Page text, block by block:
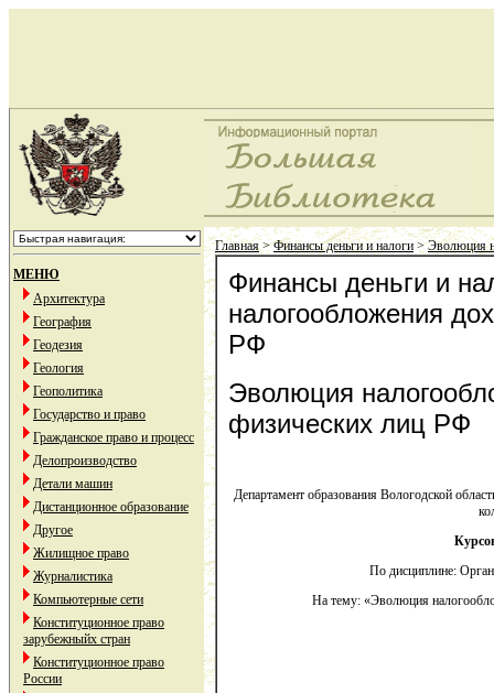
МЕНЮ
Архитектура
География
Геодезия
Геология
Геополитика
Государство и право
Гражданское право и процесс
Делопроизводство
Детали машин
Дистанционное образование
Другое
Жилищное право
Журналистика
Компьютерные сети
Конституционное право
зарубежныйх стран
Конституционное право
России
Главная>Финансы деньги и налоги>Эволюция
Финансы деньги и
налогообложения
РФ
Эволюция
физических лиц РФ
Департамент образования Вологодской
По дисциплине:
На тему: «Эволюция